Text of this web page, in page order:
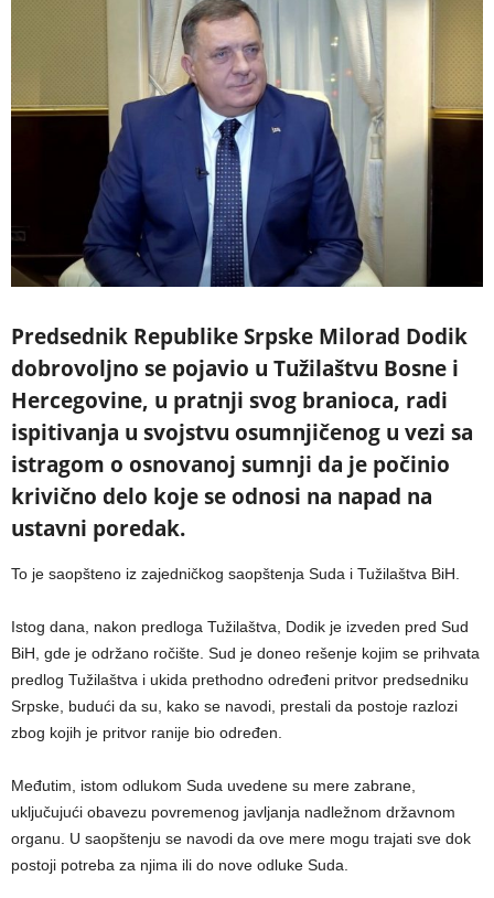
Predsednik Republike Srpske Milorad Dodik
dobrovoljno se pojavio u Tužilaštvu Bosne i
Hercegovine, u pratnji svog branioca, radi
ispitivanja u svojstvu osumnjičenog u vezi sa
istragom o osnovanoj sumnji da je počinio
krivično delo koje se odnosi na napad na
ustavni poredak.
To je saopšteno iz zajedničkog saopštenja Suda i Tužilaštva BiH.
Istog dana, nakon predloga Tužilaštva, Dodik je izveden pred Sud
BiH, gde je održano ročište. Sud je doneo rešenje kojim se prihvata
predlog Tužilaštva i ukida prethodno određeni pritvor predsedniku
Srpske, budući da su, kako se navodi, prestali da postoje razlozi
zbog kojih je pritvor ranije bio određen.
Međutim, istom odlukom Suda uvedene su mere zabrane,
uključujući obavezu povremenog javljanja nadležnom državnom
organu. U saopštenju se navodi da ove mere mogu trajati sve dok
postoji potreba za njima ili do nove odluke Suda.